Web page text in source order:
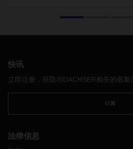
现状
产生影响。空域关闭和暂停与俄罗斯
力已经面临压力。
在这种不可预测的
个货运能力，DACHSER正在扩大其
月，
增加了三个包机航班，在法兰克福-上
动，并确保其自身稳定的航空货运网络
快讯
立即注册，获取与DACHSER相关的最新
订阅
法律信息